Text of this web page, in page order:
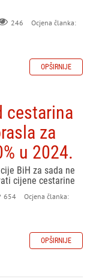
246
Ocjena članka:
OPŠIRNIJE
cestarina
za
u 2024.
BiH za sada ne
cijene cestarine
654
Ocjena članka:
OPŠIRNIJE